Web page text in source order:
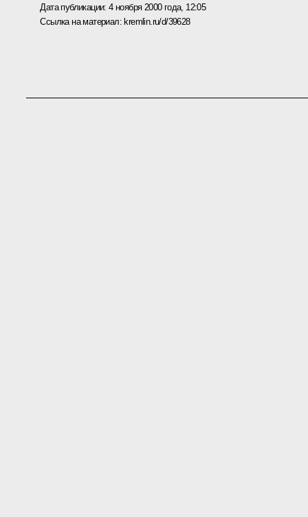
Дата публикации:4 ноября 2000 года, 12:05
Ссылка на материал:kremlin.ru/d/39628